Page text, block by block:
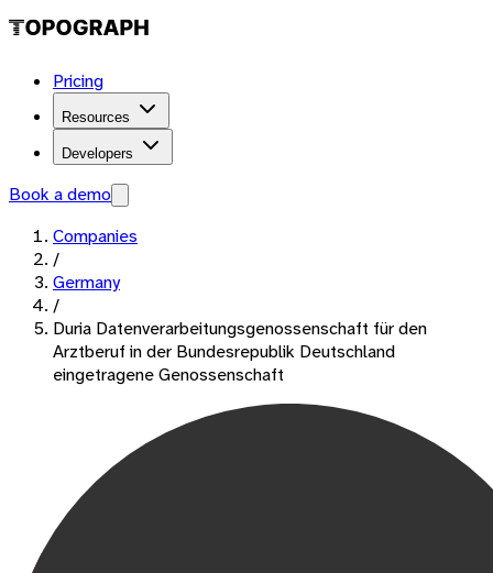
Pricing
Resources
Developers
Book a demo
Companies
/
Germany
/
Duria Datenverarbeitungsgenossenschaft für den
Arztberuf in der Bundesrepublik Deutschland
eingetragene Genossenschaft